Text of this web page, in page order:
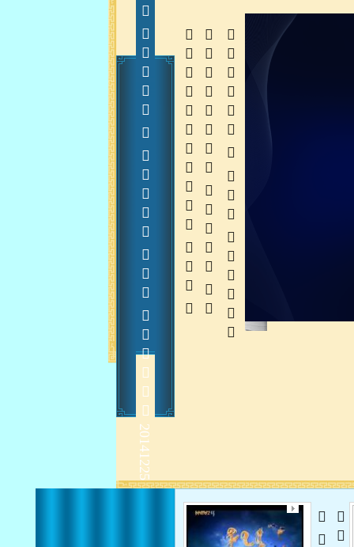
      20141225     
    
2014-12-26 11:35:24